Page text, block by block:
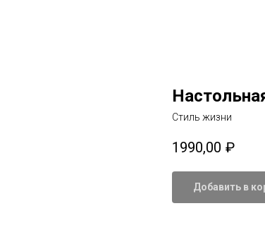
Стиль жизни
1990,00 ₽
Добавить в